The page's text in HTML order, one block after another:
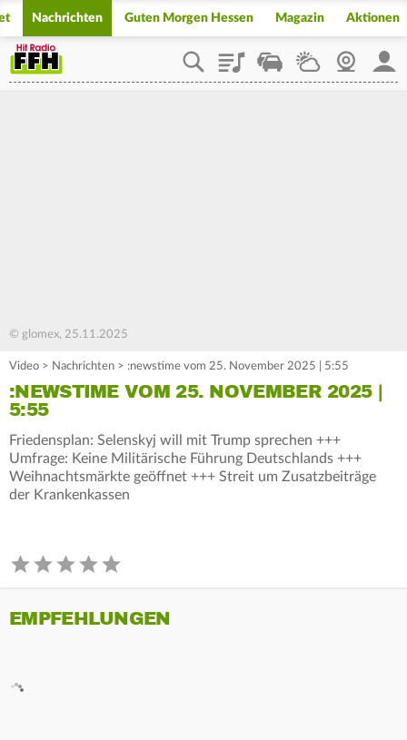
Nachrichten Guten Morgen Hessen Magazin Aktionen
PlaylistStaupilotWetterWebcam
© glomex, 25.11.2025
Video > Nachrichten > :newstime vom 25. November 2025 | 5:55
:NEWSTIME VOM 25. NOVEMBER 2025 |
5:55
Friedensplan: Selenskyj will mit Trump sprechen +++
Umfrage: Keine Militärische Führung Deutschlands +++
Weihnachtsmärkte geöffnet +++ Streit um Zusatzbeiträge
der Krankenkassen
EMPFEHLUNGEN